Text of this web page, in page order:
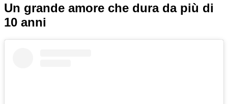
Un grande amore che dura da più di
10 anni